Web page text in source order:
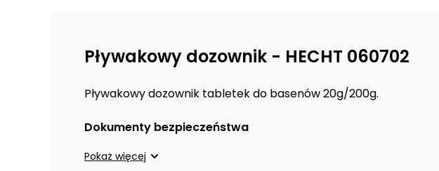
Pływakowy dozownik - HECHT 060702
Pływakowy dozownik tabletek do basenów 20g/200g.
Dokumenty bezpieczeństwa
Pokaż więcej